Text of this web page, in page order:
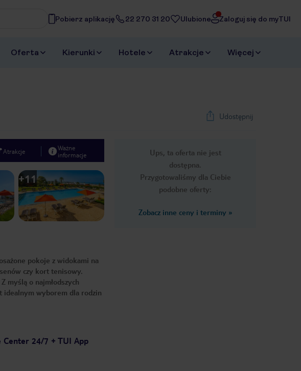
Pobierz aplikację 22 270 31 20 Ulubione Zaloguj się do myTUI
Oferta Kierunki Hotele Atrakcje Więcej
Udostępnij
Ups, ta oferta nie jest
dostępna.
Przygotowaliśmy dla Ciebie
podobne oferty:
Zobacz inne ceny i terminy »
Atrakcje
Ważne
informacje
Next slide
1/17
+11
pokoje z widokami na
czy kort tenisowy.
myślą o najmłodszych
idealnym wyborem dla rodzin
Center 24/7 + TUI App